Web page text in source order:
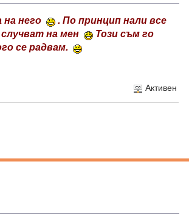
на него
. По принцип нали все
на мен
Този съм го
се радвам.
Активен